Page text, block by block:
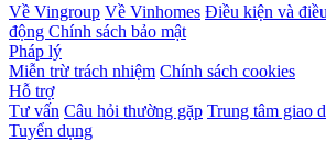
Về Vingroup Về Vinhomes Điều kiện và
động Chính sách bảo mật
Pháp lý
Miễn trừ trách nhiệm Chính sách cookies
Hỗ trợ
Tư vấn Câu hỏi thường gặp Trung tâm giao
Tuyển dụng